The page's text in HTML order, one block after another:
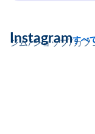
ジム/ショップ/カフ
Instagramすべ